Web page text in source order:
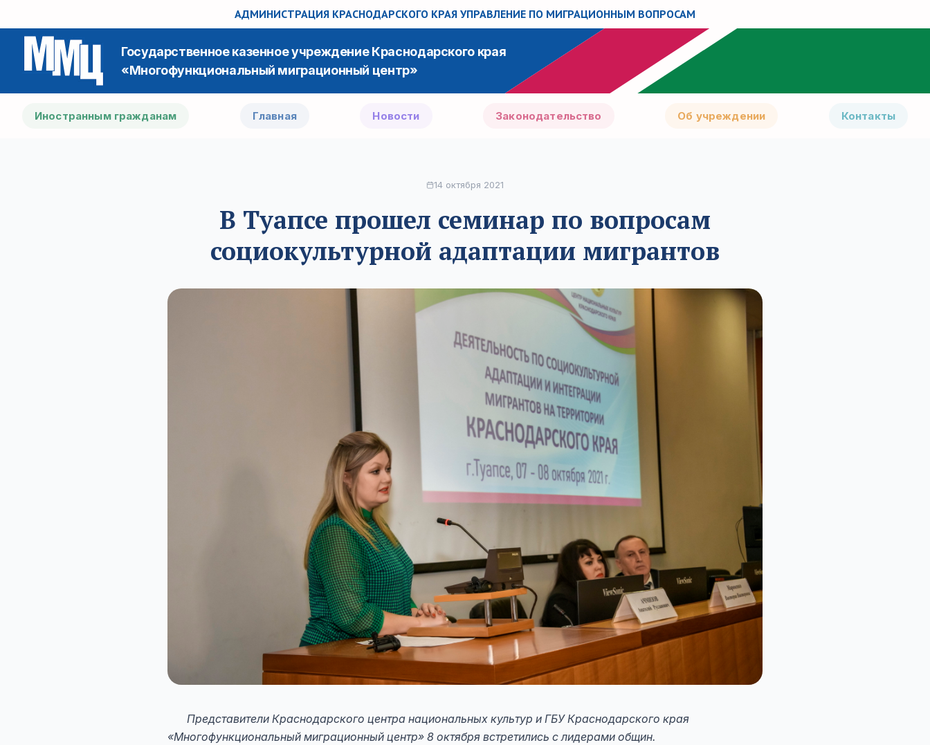
АДМИНИСТРАЦИЯ КРАСНОДАРСКОГО КРАЯ УПРАВЛЕНИЕ ПО МИГРАЦИОННЫМ ВОПРОСАМ
Государственное казенное учреждение Краснодарского края
«Многофункциональный миграционный центр»
Иностранным гражданам Главная Новости Законодательство Об учреждении Контакты
14 октября 2021
В Туапсе прошел семинар по вопросам
социокультурной адаптации мигрантов
Представители Краснодарского центра национальных культур и ГБУ Краснодарского края
«Многофункциональный миграционный центр» 8 октября встретились с лидерами общин.